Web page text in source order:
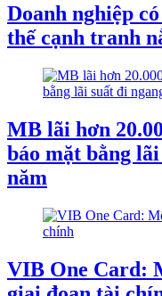
Doanh nghiệp
thế cạnh tranh
MB lãi hơn
báo mặt bằng
năm
VIB One Card: